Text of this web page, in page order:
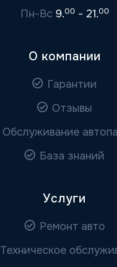
Пн-Вс 9.00 - 21.00
О компании
Гарантии
Отзывы
Обслуживание
База знаний
Услуги
Ремонт авто
Техническое